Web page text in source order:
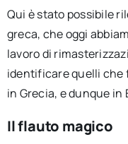
Qui è stato possibile
greca, che oggi
lavoro di
identificare quelli che
in Grecia, e dunque in
Il flauto magico